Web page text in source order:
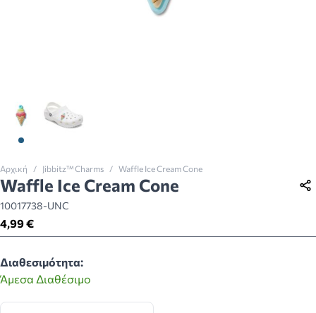
View larger image
Αρχική / Jibbitz™ Charms / Waffle Ice Cream Cone
Waffle Ice Cream Cone
10017738-UNC
4,99 €
Διαθεσιμότητα:
Άμεσα Διαθέσιμο